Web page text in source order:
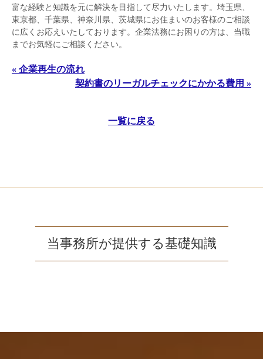
富な経験と知識を元に解決を目指して尽力いたします。埼玉県、
東京都、千葉県、神奈川県、茨城県にお住まいのお客様のご相談
に広くお応えいたしております。企業法務にお困りの方は、当職
までお気軽にご相談ください。
« 企業再生の流れ
契約書のリーガルチェックにかかる費用 »
一覧に戻る
当事務所が提供する基礎知識